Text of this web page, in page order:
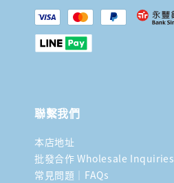
聯繫我們
本店地址
批發合作 Wholesale Inquiries
常見問題｜FAQs